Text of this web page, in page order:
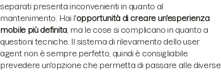
separati presenta inconvenienti in quanto al
mantenimento. Hai l'opportunità di creare un'esperienza
mobile più definita, ma le cose si complicano in quanto a
questioni tecniche. Il sistema di rilevamento dello user
agent non è sempre perfetto, quindi è consigliabile
prevedere un'opzione che permetta di passare alle diverse